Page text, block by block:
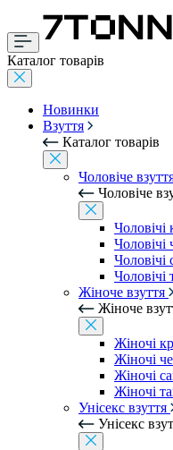
Каталог товарів
Новинки
Взуття
Каталог товарів
Чоловіче
Чоловіче
Чоловічі
Чоловічі
Чоловічі
Чоловічі
Жіноче взуття
Жіноче
Жіночі
Жіночі
Жіночі
Жіночі
Унісекс взуття
Унісекс